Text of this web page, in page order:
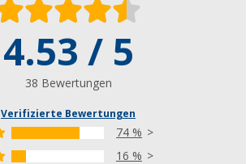
4.53 / 5
38 Bewertungen
Verifizierte Bewertungen
74 %
16 %